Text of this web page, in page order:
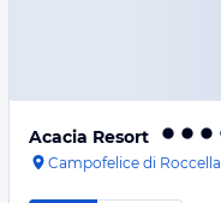
Acacia Resort
Campofelice di Roccella